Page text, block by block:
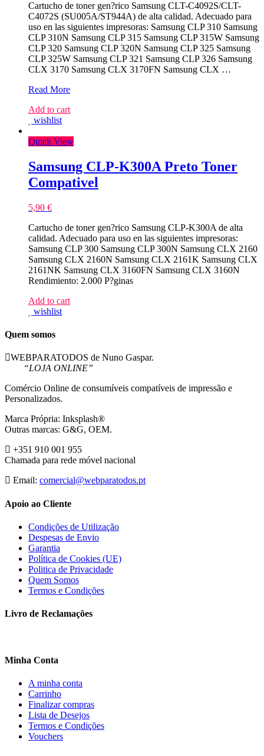
Cartucho de toner gen?rico Samsung CLT-C4092S/CLT-
C4072S (SU005A/ST944A) de alta calidad. Adecuado para
uso en las siguientes impresoras: Samsung CLP 310 Samsung
CLP 310N Samsung CLP 315 Samsung CLP 315W Samsung
CLP 320 Samsung CLP 320N Samsung CLP 325 Samsung
CLP 325W Samsung CLP 321 Samsung CLP 326 Samsung
CLX 3170 Samsung CLX 3170FN Samsung CLX …
Samsung
C4092S/CLT-
C4072S
Toner
Read More
Add to cart
wishlist
Quick View
Samsung CLP-K300A Preto Toner
Compativel
5,90 €
Cartucho de toner gen?rico Samsung CLP-K300A de alta
calidad. Adecuado para uso en las siguientes impresoras:
Samsung CLP 300 Samsung CLP 300N Samsung CLX 2160
Samsung CLX 2160N Samsung CLX 2161K Samsung CLX
2161NK Samsung CLX 3160FN Samsung CLX 3160N
Rendimiento: 2.000 P?ginas
Add to cart
wishlist
Quem somos
WEBPARATODOS de Nuno Gaspar.
“LOJA ONLINE”
Comércio Online de consumíveis compatíveis de impressão e
Personalizados.
Marca Própria: Inksplash®
Outras marcas: G&G, OEM.
+351 910 001 955
Chamada para rede móvel nacional
Email: comercial@webparatodos.pt
Apoio ao Cliente
Condições de Utilização
Despesas de Envio
Garantia
Política de Cookies (UE)
Politica de Privacidade
Quem Somos
Termos e Condições
Livro de Reclamações
Minha Conta
A minha conta
Carrinho
Finalizar compras
Lista de Desejos
Termos e Condições
Vouchers